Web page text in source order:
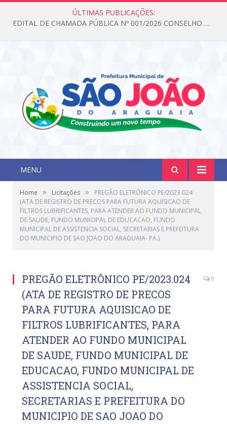
ÚLTIMAS PUBLICAÇÕES:
EDITAL DE CHAMADA PÚBLICA Nº 001/2026 CONSELHO DOS DIREITOS DA CRIANÇA E DO ADOLESCENTE
MENU
Home » Licitações »
PREGÃO ELETRÔNICO PE/2023.024
(ATA DE REGISTRO DE PRECOS PARA FUTURA AQUISICAO DE
FILTROS LUBRIFICANTES, PARA ATENDER AO FUNDO MUNICIPAL
DE SAUDE, FUNDO MUNICIPAL DE EDUCACAO, FUNDO
MUNICIPAL DE ASSISTENCIA SOCIAL, SECRETARIAS E PREFEITURA
DO MUNICIPIO DE SAO JOAO DO ARAGUAIA- PA.)
PREGÃO ELETRÔNICO PE/2023.024
(ATA DE REGISTRO DE PRECOS
PARA FUTURA AQUISICAO DE
FILTROS LUBRIFICANTES, PARA
ATENDER AO FUNDO MUNICIPAL
DE SAUDE, FUNDO MUNICIPAL DE
EDUCACAO, FUNDO MUNICIPAL DE
ASSISTENCIA SOCIAL,
SECRETARIAS E PREFEITURA DO
MUNICIPIO DE SAO JOAO DO
0